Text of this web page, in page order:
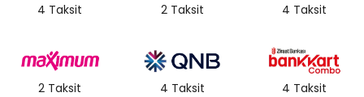
4 Taksit 2 Taksit 4 Taksit
2 Taksit 4 Taksit 4 Taksit